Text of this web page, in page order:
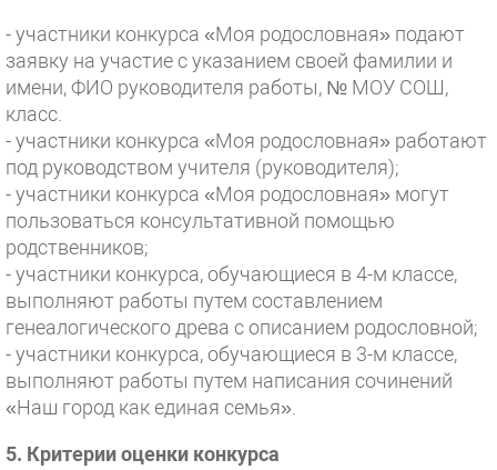
- участники конкурса «Моя родословная» подают
заявку на участие с указанием своей фамилии и
имени, ФИО руководителя работы, № МОУ СОШ,
класс.
- участники конкурса «Моя родословная» работают
под руководством учителя (руководителя);
- участники конкурса «Моя родословная» могут
пользоваться консультативной помощью
родственников;
- участники конкурса, обучающиеся в 4-м классе,
выполняют работы путем составлением
генеалогического древа с описанием родословной;
- участники конкурса, обучающиеся в 3-м классе,
выполняют работы путем написания сочинений
«Наш город как единая семья».
5. Критерии оценки конкурса